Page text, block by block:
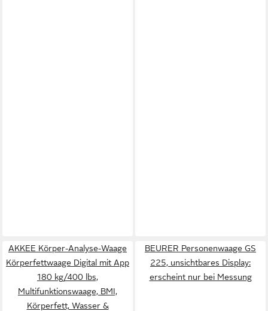
AKKEE Körper-Analyse-Waage
Körperfettwaage Digital mit App
180 kg/400 lbs,
Multifunktionswaage, BMI,
Körperfett, Wasser &
BEURER Personenwaage GS
225, unsichtbares Display:
erscheint nur bei Messung